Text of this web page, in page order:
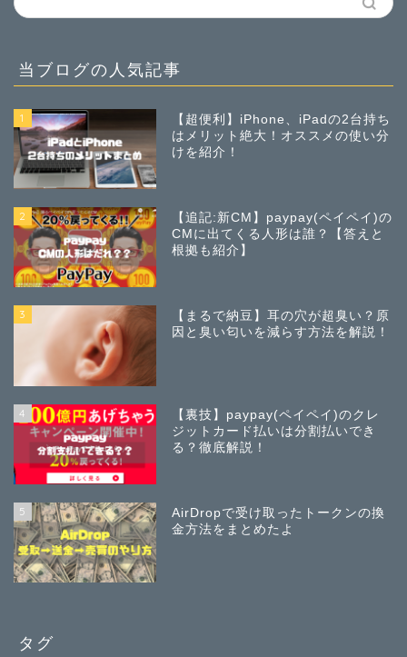
当ブログの人気記事
1
【超便利】iPhone、iPadの2台持ち
はメリット絶大！オススメの使い分
けを紹介！
2
【追記:新CM】paypay(ペイペイ)の
CMに出てくる人形は誰？【答えと
根拠も紹介】
3
【まるで納豆】耳の穴が超臭い？原
因と臭い匂いを減らす方法を解説！
4
【裏技】paypay(ペイペイ)のクレ
ジットカード払いは分割払いでき
る？徹底解説！
5
AirDropで受け取ったトークンの換
金方法をまとめたよ
タグ